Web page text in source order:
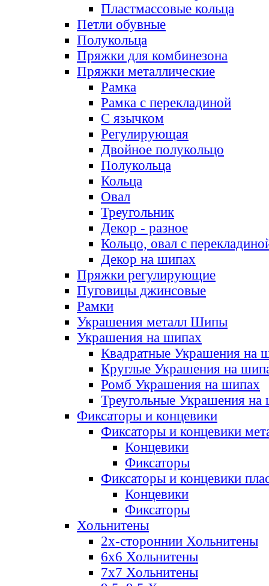
Пластмассовые кольца
Петли обувные
Полукольца
Пряжки для комбинезона
Пряжки металлические
Рамка
Рамка с перекладиной
С язычком
Регулирующая
Двойное полукольцо
Полукольца
Кольца
Овал
Треугольник
Декор - разное
Кольцо, овал с
Декор на шипах
Пряжки регулирующие
Пуговицы джинсовые
Рамки
Украшения металл Шипы
Украшения на шипах
Квадратные Украшения на
Круглые Украшения на
Ромб Украшения на шипах
Треугольные Украшения на
Фиксаторы и концевики
Фиксаторы и концевики
Концевики
Фиксаторы
Фиксаторы и концевики
Концевики
Фиксаторы
Хольнитены
2х-стороннии Хольнитены
6х6 Хольнитены
7х7 Хольнитены